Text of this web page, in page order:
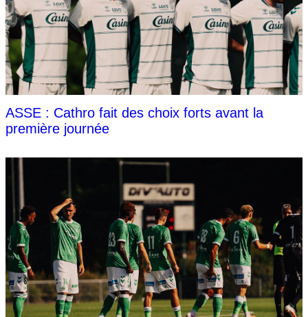
ASSE : Cathro fait des choix forts avant la
première journée